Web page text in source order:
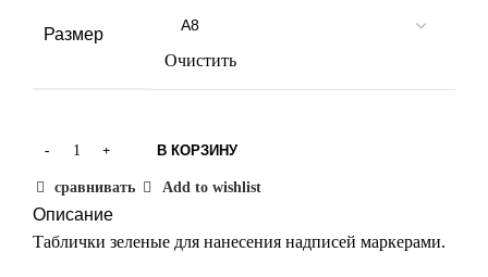
Размер
Очистить
В КОРЗИНУ
сравнивать Add to wishlist
Описание
Таблички зеленые для нанесения надписей маркерами.